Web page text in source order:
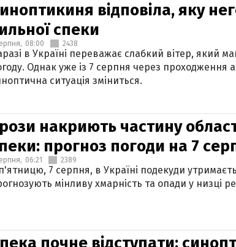
відповіла, яку
спеки
08:00 2438
в Україні переважає слабкий вітер, який
Однак уже із 7 серпня через проходження
ситуація зміниться.
накриють частину
прогноз погоди на 7
06:21 2389
7 серпня, в Україні подекуди
мінливу хмарність та опади у низці
почне відступати: